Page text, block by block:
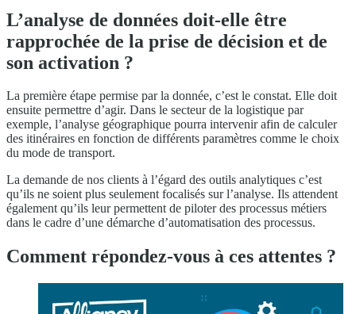
L’analyse de données doit-elle être
rapprochée de la prise de décision et de
son activation ?
La première étape permise par la donnée, c’est le constat. Elle doit
ensuite permettre d’agir. Dans le secteur de la logistique par
exemple, l’analyse géographique pourra intervenir afin de calculer
des itinéraires en fonction de différents paramètres comme le choix
du mode de transport.
La demande de nos clients à l’égard des outils analytiques c’est
qu’ils ne soient plus seulement focalisés sur l’analyse. Ils attendent
également qu’ils leur permettent de piloter des processus métiers
dans le cadre d’une démarche d’automatisation des processus.
Comment répondez-vous à ces attentes ?